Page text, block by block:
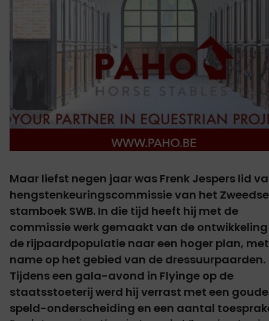
Maar liefst negen jaar was Frenk Jespers lid
hengstenkeuringscommissie van het Zweedse
stamboek SWB. In die tijd heeft hij met de
commissie werk gemaakt van de
de rijpaardpopulatie naar een hoger plan, met
name op het gebied van de dressuurpaarden.
Tijdens een gala-avond in Flyinge op de
staatsstoeterij werd hij verrast met een
speld-onderscheiding en een aantal